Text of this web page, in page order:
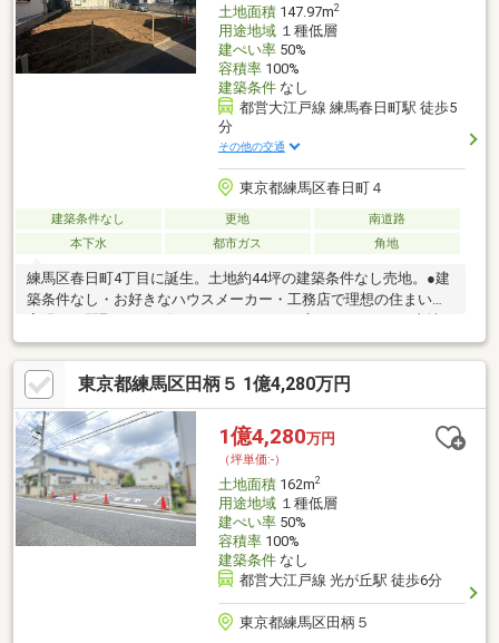
土地面積147.97m2
用途地域１種低層
建ぺい率50%
容積率100%
建築条件なし
都営大江戸線 練馬春日町駅 徒歩5
分
その他の交通
東京都練馬区春日町４
建築条件なし 更地
南道路
本下水
都市ガス 角地
練馬区春日町4丁目に誕生。土地約44坪の建築条件なし売地。●建
築条件なし・お好きなハウスメーカー・工務店で理想の住まいを
約44坪のゆとり・カースペース2台や庭付きプランも検討可
能。・ファミリー層に人気のゆとりある敷地。●南道路接道・陽
当たり良好。・明るいリビングや大きな窓を計画しやすい立地。
●開放感ある角地・隣接建物の圧迫感が少なく、通風も良好。・
存在感のある邸宅を建築可能。●使いやすい整形地・建物配置が
しやすく、無駄の少ないプランニングが可能。・敷地を有効活用
できます。
東京都練馬区田柄５ 1億4,280万円
1億4,280万円
（坪単価:-）
土地面積162m2
用途地域１種低層
建ぺい率50%
容積率100%
建築条件なし
都営大江戸線 光が丘駅 徒歩6分
東京都練馬区田柄５